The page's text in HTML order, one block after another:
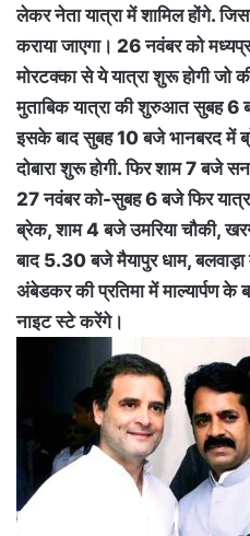
लेकर नेता यात्रा में शामिल होंगे.
कराया जाएगा। 26 नवंबर को
मोरटक्का से ये यात्रा शुरू होगी जो
मुताबिक यात्रा की शुरुआत सुबह 6
इसके बाद सुबह 10 बजे भानबरद में
दोबारा शुरू होगी. फिर शाम 7 बजे
27 नवंबर को-सुबह 6 बजे फिर
ब्रेक, शाम 4 बजे उमरिया चौकी,
बाद 5.30 बजे मैयापुर धाम,
अंबेडकर की प्रतिमा में माल्यार्पण के
नाइट स्टे करेंगे।